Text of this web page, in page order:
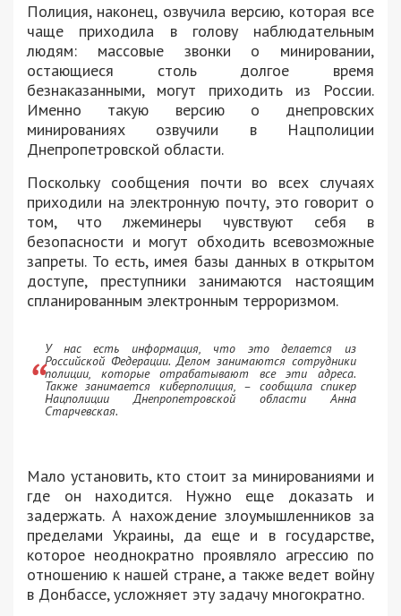
Полиция, наконец, озвучила версию, которая все
чаще приходила в голову наблюдательным
людям: массовые звонки о минировании,
остающиеся столь долгое время
безнаказанными, могут приходить из России.
Именно такую версию о днепровских
минированиях озвучили в Нацполиции
Днепропетровской области.
Поскольку сообщения почти во всех случаях
приходили на электронную почту, это говорит о
том, что лжеминеры чувствуют себя в
безопасности и могут обходить всевозможные
запреты. То есть, имея базы данных в открытом
доступе, преступники занимаются настоящим
спланированным электронным терроризмом.
У нас есть информация, что это делается из
Российской Федерации. Делом занимаются сотрудники
полиции, которые отрабатывают все эти адреса.
Также занимается киберполиция, – сообщила спикер
Нацполиции Днепропетровской области Анна
Старчевская.
Мало установить, кто стоит за минированиями и
где он находится. Нужно еще доказать и
задержать. А нахождение злоумышленников за
пределами Украины, да еще и в государстве,
которое неоднократно проявляло агрессию по
отношению к нашей стране, а также ведет войну
в Донбассе, усложняет эту задачу многократно.